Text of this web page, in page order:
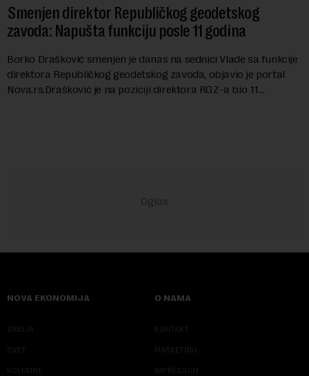
Smenjen direktor Republičkog geodetskog
zavoda: Napušta funkciju posle 11 godina
Borko Drašković smenjen je danas na sednici Vlade sa funkcije
direktora Republičkog geodetskog zavoda, objavio je portal
Nova.rs.Drašković je na poziciji direktora RGZ-a bio 11
NOVA EKONOMIJA
SRBIJA
SVET
KOLUMNE
O NAMA
KONTAKT
MARKETING
IMPRESSUM